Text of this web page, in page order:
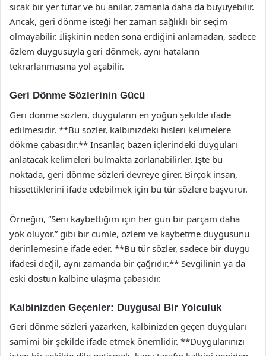
sıcak bir yer tutar ve bu anılar, zamanla daha da büyüyebilir.
Ancak, geri dönme isteği her zaman sağlıklı bir seçim
olmayabilir. İlişkinin neden sona erdiğini anlamadan, sadece
özlem duygusuyla geri dönmek, aynı hataların
tekrarlanmasına yol açabilir.
Geri Dönme Sözlerinin Gücü
Geri dönme sözleri, duyguların en yoğun şekilde ifade
edilmesidir. **Bu sözler, kalbinizdeki hisleri kelimelere
dökme çabasıdır.** İnsanlar, bazen içlerindeki duyguları
anlatacak kelimeleri bulmakta zorlanabilirler. İşte bu
noktada, geri dönme sözleri devreye girer. Birçok insan,
hissettiklerini ifade edebilmek için bu tür sözlere başvurur.
Örneğin, “Seni kaybettiğim için her gün bir parçam daha
yok oluyor.” gibi bir cümle, özlem ve kaybetme duygusunu
derinlemesine ifade eder. **Bu tür sözler, sadece bir duygu
ifadesi değil, aynı zamanda bir çağrıdır.** Sevgilinin ya da
eski dostun kalbine ulaşma çabasıdır.
Kalbinizden Geçenler: Duygusal Bir Yolculuk
Geri dönme sözleri yazarken, kalbinizden geçen duyguları
samimi bir şekilde ifade etmek önemlidir. **Duygularınızı